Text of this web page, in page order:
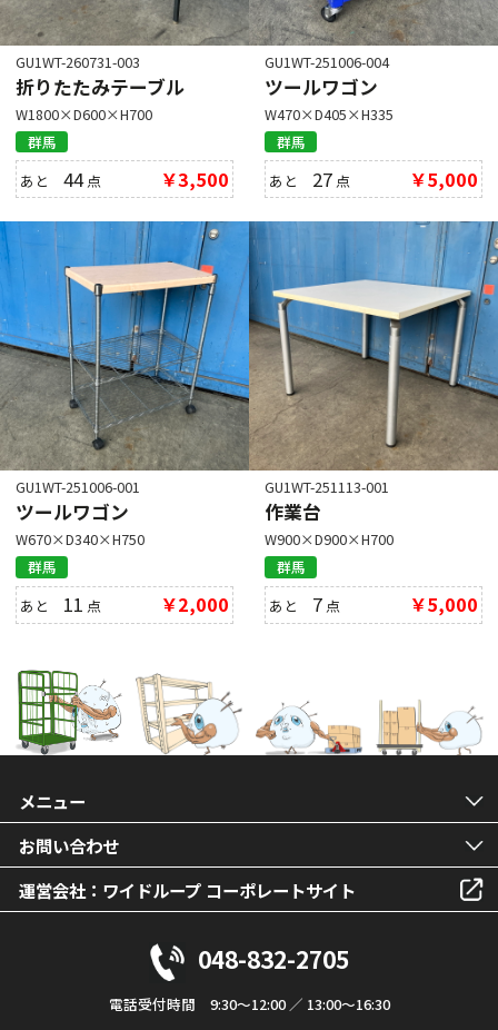
GU1WT-260731-003
折りたたみテーブル
W1800×D600×H700
群馬
あと44点 ￥3,500
GU1WT-251006-004
ツールワゴン
W470×D405×H335
群馬
あと 27 点 ￥5,000
GU1WT-251006-001
ツールワゴン
W670×D340×H750
群馬
あと 11 点 ￥2,000
GU1WT-251113-001
作業台
W900×D900×H700
群馬
あと 7 点 ￥5,000
メニュー
お問い合わせ
運営会社：ワイドループ コーポレートサイト
048-832-2705
電話受付時間 9:30～12:00 ／ 13:00～16:30